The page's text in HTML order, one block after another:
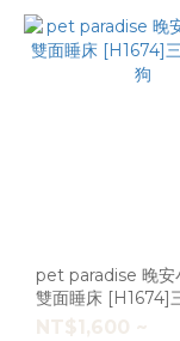
pet paradise 晚安
雙面睡床 [H1674]
大狗
NT$1,600 ~